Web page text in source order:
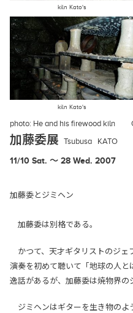
kiln Kato's
kiln Kato's
photo: He and his
加藤委展 Tsubusa KATO
11/10 Sat. 〜 28 Wed. 2007
加藤委とジミヘン
加藤委は別格である。
かつて、天才ギタリストのジェ
演奏を初めて聴いて「地球の人と
逸話があるが、加藤委は焼物界の
ジミヘンはギターを生き物のよ